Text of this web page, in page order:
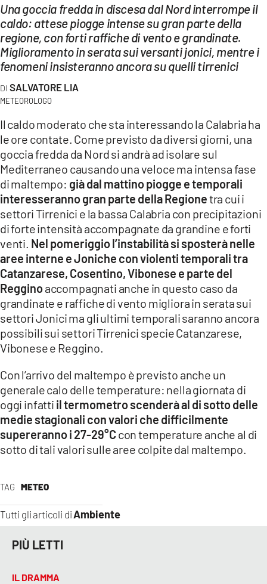
LAC NETWORK
LAC ONAIR
Network
LACPLAY.IT
LACTV.IT
LACONAIR.IT
LACITYMAG.IT
ILREGGINO.IT
COSENZACHANNEL.IT
ILVIBONESE.IT
CATANZAROCHANNEL.IT
LACAPITALENEWS.IT
App
APPLE
Una goccia fredda in discesa dal Nord interrompe il
caldo: attese piogge intense su gran parte della
regione, con forti raffiche di vento e grandinate.
Miglioramento in serata sui versanti jonici, mentre i
fenomeni insisteranno ancora su quelli tirrenici
SALVATORE LIA
METEOROLOGO
TAG METEO
Tutti gli articoli diAmbiente
Il caldo moderato che sta interessando la Calabria ha
le ore contate. Come previsto da diversi giorni, una
goccia fredda da Nord si andrà ad isolare sul
Mediterraneo causando una veloce ma intensa fase
di maltempo: già dal mattino piogge e temporali
interesseranno gran parte della Regionetra cui i
settori Tirrenici e la bassa Calabria con precipitazioni
di forte intensità accompagnate da grandine e forti
venti. Nel pomeriggio l’instabilità si sposterà nelle
aree interne e Joniche con violenti temporali tra
Catanzarese, Cosentino, Vibonese e parte del
Regginoaccompagnati anche in questo caso da
grandinate e raffiche di vento migliora in serata sui
settori Jonici ma gli ultimi temporali saranno ancora
possibili sui settori Tirrenici specie Catanzarese,
Vibonese e Reggino.
Con l’arrivo del maltempo è previsto anche un
generale calo delle temperature: nella giornata di
oggi infatti il termometro scenderà al di sotto delle
medie stagionali con valori che difficilmente
supereranno i 27-29°C con temperature anche al di
sotto di tali valori sulle aree colpite dal maltempo.
PIÙ LETTI
IL DRAMMA